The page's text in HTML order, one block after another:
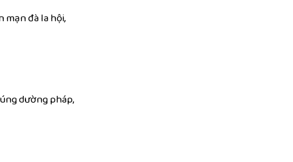
đà la hội,
dường pháp,